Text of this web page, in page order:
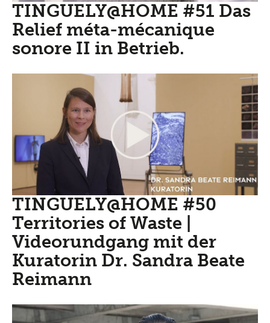
TINGUELY@HOME #51 Das
Relief méta-mécanique
sonore II in Betrieb.
TINGUELY@HOME #50
Territories of Waste |
Videorundgang mit der
Kuratorin Dr. Sandra Beate
Reimann